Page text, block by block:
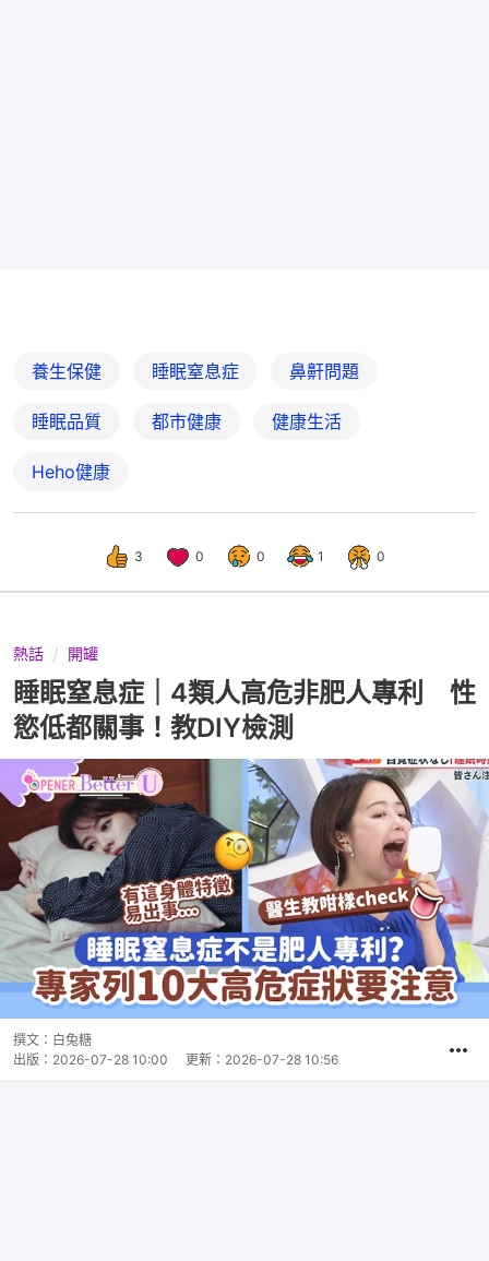
養生保健 睡眠窒息症 鼻鼾問題
睡眠品質 都市健康 健康生活
Heho健康
3 0 0 1 0
熱話 開罐
睡眠窒息症｜4類人高危非肥人專利 性
慾低都關事！教DIY檢測
撰文： 白兔糖
出版： 2026-07-28 10:00 更新： 2026-07-28 10:56